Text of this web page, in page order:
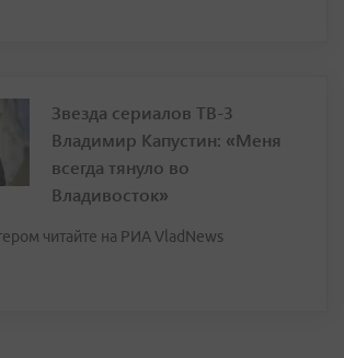
Звезда сериалов ТВ-3
Владимир Капустин: «Меня
всегда тянуло во
Владивосток»
читайте на РИА VladNews